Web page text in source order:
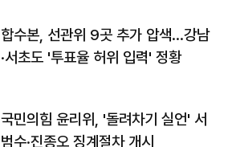
합수본, 선관위 9곳 추가 압색…강남
·서초도 '투표율 허위 입력' 정황
국민의힘 윤리위, '돌려차기 실언' 서
범수·진종오 징계절차 개시